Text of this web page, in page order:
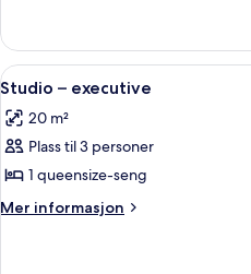
–
premier
Åpne
alle
bildene
av
Studio
–
4
Studio – executive
20 m²
Plass til 3 personer
1 queensize-seng
Mer informasjon
Mer